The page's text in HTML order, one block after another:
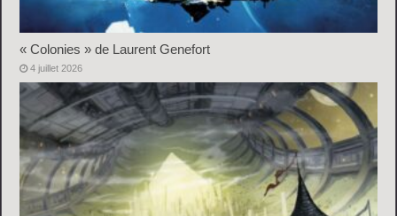
« Colonies » de Laurent Genefort
4 juillet 2026